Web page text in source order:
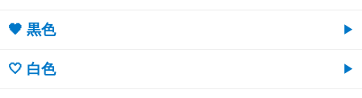
🖤 黒色
🤍 白色